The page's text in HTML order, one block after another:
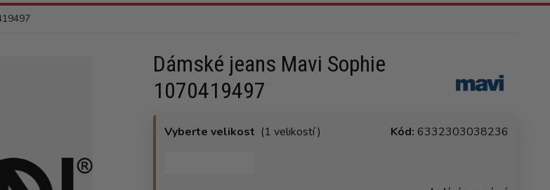
Dámské jeans Mavi Sophie
1070419497
Vyberte velikost (1 velikostí ) Kód: 6332303038236